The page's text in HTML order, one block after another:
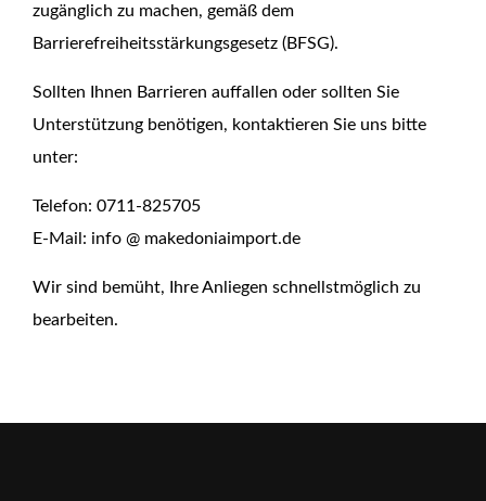
zugänglich zu machen, gemäß dem
Barrierefreiheitsstärkungsgesetz (BFSG).
Sollten Ihnen Barrieren auffallen oder sollten Sie
Unterstützung benötigen, kontaktieren Sie uns bitte
unter:
Telefon: 0711-825705
E-Mail: info @ makedoniaimport.de
Wir sind bemüht, Ihre Anliegen schnellstmöglich zu
bearbeiten.